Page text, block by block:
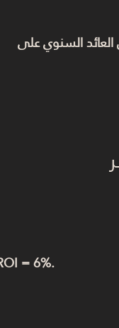
السنوي على
= 6%.